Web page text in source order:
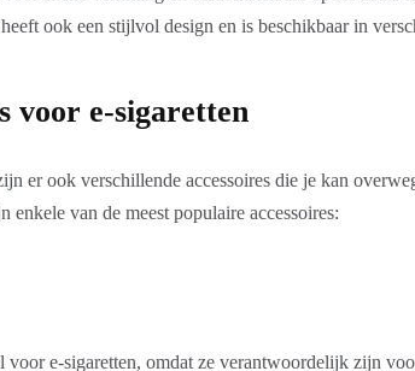
ook een stijlvol design en is beschikbaar in
voor e-sigaretten
er ook verschillende accessoires die je kan
enkele van de meest populaire accessoires:
voor e-sigaretten, omdat ze verantwoordelijk zijn